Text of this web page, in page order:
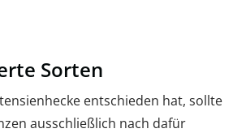
Sorten
entschieden hat, sollte
ausschließlich nach dafür